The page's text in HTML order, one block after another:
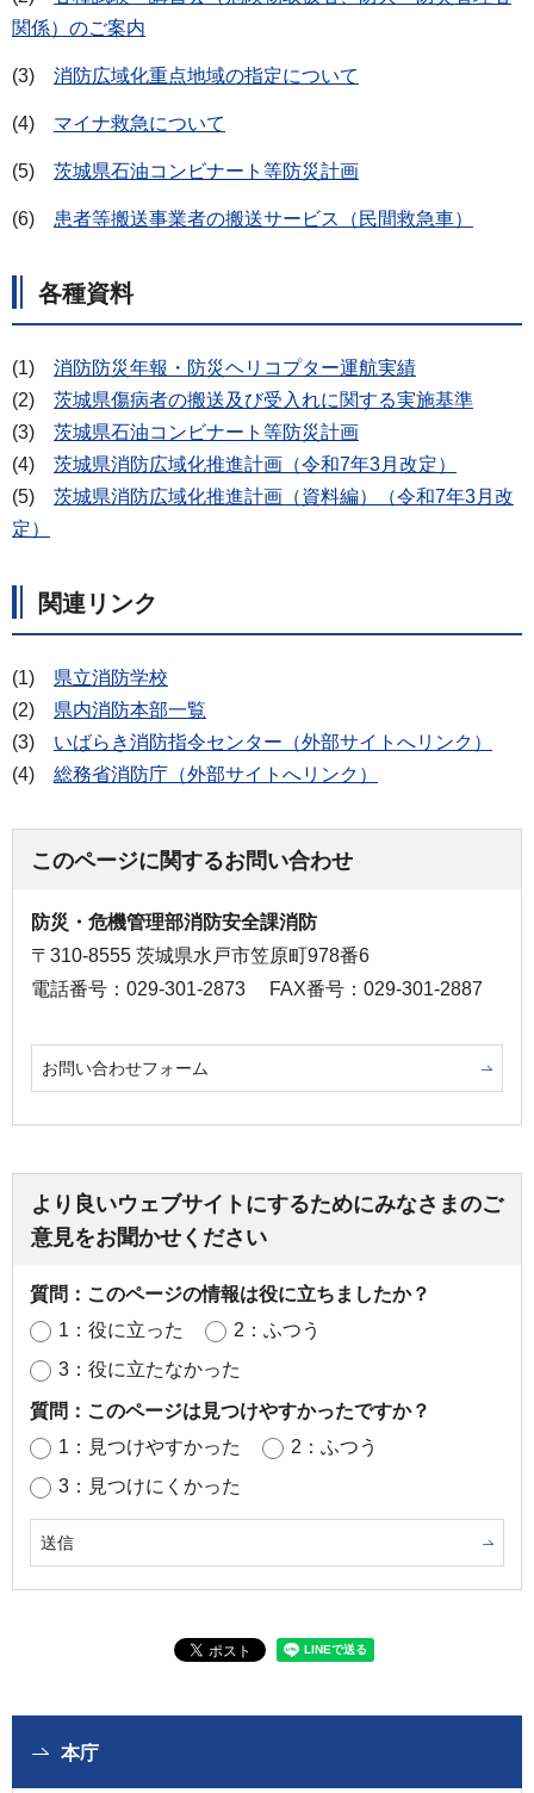
関係）のご案内
(3) 消防広域化重点地域の指定について
(4) マイナ救急について
(5) 茨城県石油コンビナート等防災計画
(6) 患者等搬送事業者の搬送サービス（民間救急車）
各種資料
(1) 消防防災年報・防災ヘリコプター運航実績
(2) 茨城県傷病者の搬送及び受入れに関する実施基準
(3) 茨城県石油コンビナート等防災計画
(4) 茨城県消防広域化推進計画（令和7年3月改定）
(5) 茨城県消防広域化推進計画（資料編）（令和7年3月改
定）
関連リンク
(1) 県立消防学校
(2) 県内消防本部一覧
(3) いばらき消防指令センター（外部サイトへリンク）
(4) 総務省消防庁（外部サイトへリンク）
このページに関するお問い合わせ
防災・危機管理部消防安全課消防
〒310-8555 茨城県水戸市笠原町978番6
電話番号：029-301-2873
FAX番号：029-301-2887
お問い合わせフォーム
より良いウェブサイトにするためにみなさまのご
意見をお聞かせください
質問：このページの情報は役に立ちましたか？
1：役に立った
2：ふつう
3：役に立たなかった
質問：このページは見つけやすかったですか？
1：見つけやすかった
2：ふつう
3：見つけにくかった
本庁